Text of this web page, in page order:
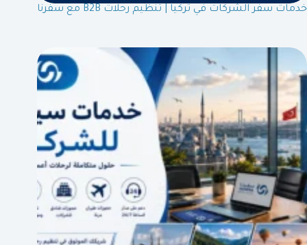
خدمات سفر الشركات في تركيا | تنظيم رحلات B2B مع سفرنا